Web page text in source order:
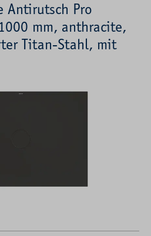
Antirutsch Pro
mm, anthracite,
Titan-Stahl, mit